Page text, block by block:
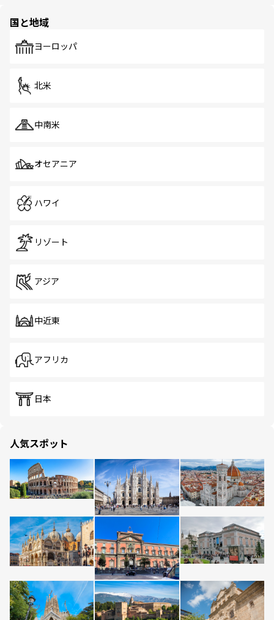
で、ホーカーズは地元の風情を楽しめる外せないスポット
国と地域
ヨーロッパ
北米
中南米
オセアニア
ハワイ
リゾート
アジア
中近東
アフリカ
日本
人気スポット